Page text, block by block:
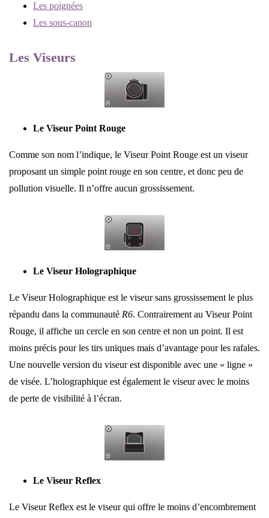
Les poignées
Les sous-canon
Les Viseurs
Le Viseur Point Rouge
Comme son nom l’indique, le Viseur Point Rouge est un viseur
proposant un simple point rouge en son centre, et donc peu de
pollution visuelle. Il n’offre aucun grossissement.
Le Viseur Holographique
Le Viseur Holographique est le viseur sans grossissement le plus
répandu dans la communauté R6. Contrairement au Viseur Point
Rouge, il affiche un cercle en son centre et non un point. Il est
moins précis pour les tirs uniques mais d’avantage pour les rafales.
Une nouvelle version du viseur est disponible avec une « ligne »
de visée. L’holographique est également le viseur avec le moins
de perte de visibilité à l’écran.
Le Viseur Reflex
Le Viseur Reflex est le viseur qui offre le moins d’encombrement